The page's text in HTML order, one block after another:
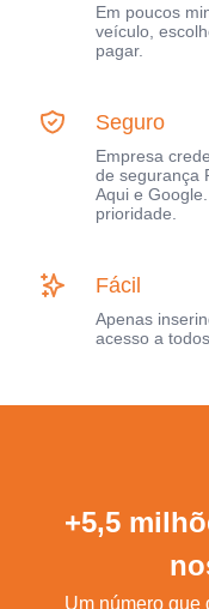
Em poucos
veículo,
pagar.
Seguro
Empresa
de segurança
Aqui e
prioridade.
Fácil
Apenas
acesso a
+5,5
Um número que